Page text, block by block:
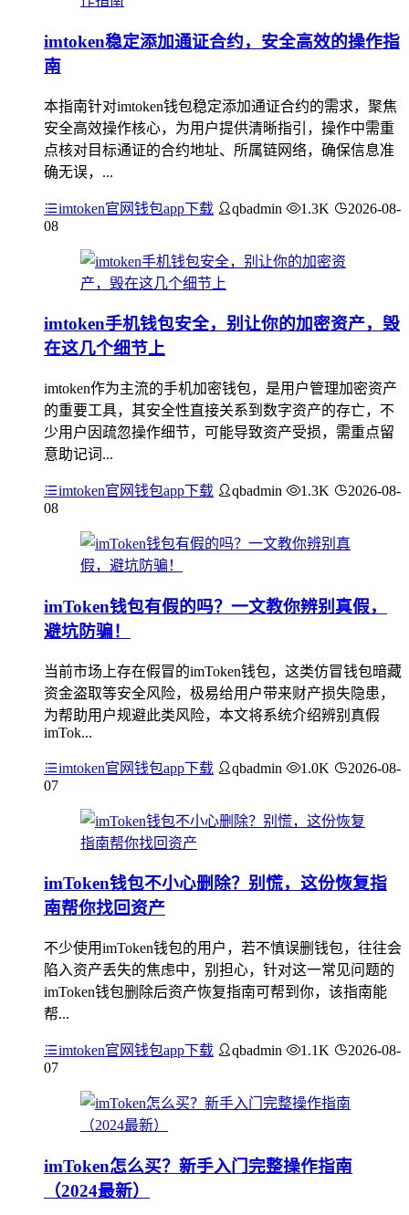
imtoken稳定添加通证合约，安全高效的操作指
南
本指南针对imtoken钱包稳定添加通证合约的需求，聚焦
安全高效操作核心，为用户提供清晰指引，操作中需重
点核对目标通证的合约地址、所属链网络，确保信息准
确无误，...
imtoken官网钱包app下载 qbadmin 1.3K
2026-08-
08
imtoken手机钱包安全，别让你的加密资产，毁
在这几个细节上
imtoken作为主流的手机加密钱包，是用户管理加密资产
的重要工具，其安全性直接关系到数字资产的存亡，不
少用户因疏忽操作细节，可能导致资产受损，需重点留
意助记词...
imtoken官网钱包app下载 qbadmin 1.3K
2026-08-
08
imToken钱包有假的吗？一文教你辨别真假，
避坑防骗！
当前市场上存在假冒的imToken钱包，这类仿冒钱包暗藏
资金盗取等安全风险，极易给用户带来财产损失隐患，
为帮助用户规避此类风险，本文将系统介绍辨别真假
imTok...
imtoken官网钱包app下载 qbadmin 1.0K
2026-08-
07
imToken钱包不小心删除？别慌，这份恢复指
南帮你找回资产
不少使用imToken钱包的用户，若不慎误删钱包，往往会
陷入资产丢失的焦虑中，别担心，针对这一常见问题的
imToken钱包删除后资产恢复指南可帮到你，该指南能
帮...
imtoken官网钱包app下载 qbadmin 1.1K
2026-08-
07
imToken怎么买？新手入门完整操作指南
（2024最新）